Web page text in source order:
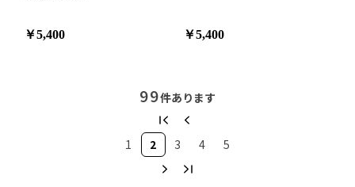
￥5,400 ￥5,400
99件あります
1 2 3 4 5